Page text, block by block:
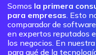
Somos la primera
para empresas. Esto
comparador de
en expertos reputados
los negocios. En
para qué de la